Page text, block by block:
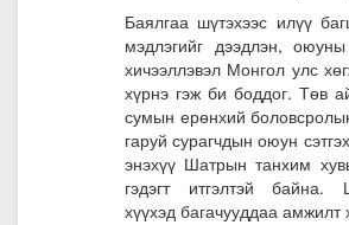
Баялгаа шүтэхээс илүү
мэдлэгийг дээдлэн,
хичээллэвэл Монгол улс
хүрнэ гэж би боддог. Төв
сумын ерөнхий
гаруй сурагчдын оюун
энэхүү Шатрын танхим
гэдэгт итгэлтэй байна.
хүүхэд багачууддаа амжилт